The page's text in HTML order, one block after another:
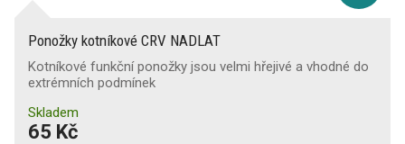
Ponožky kotníkové CRV NADLAT
Kotníkové funkční ponožky jsou velmi hřejivé a vhodné do
extrémních podmínek
Skladem
65 Kč